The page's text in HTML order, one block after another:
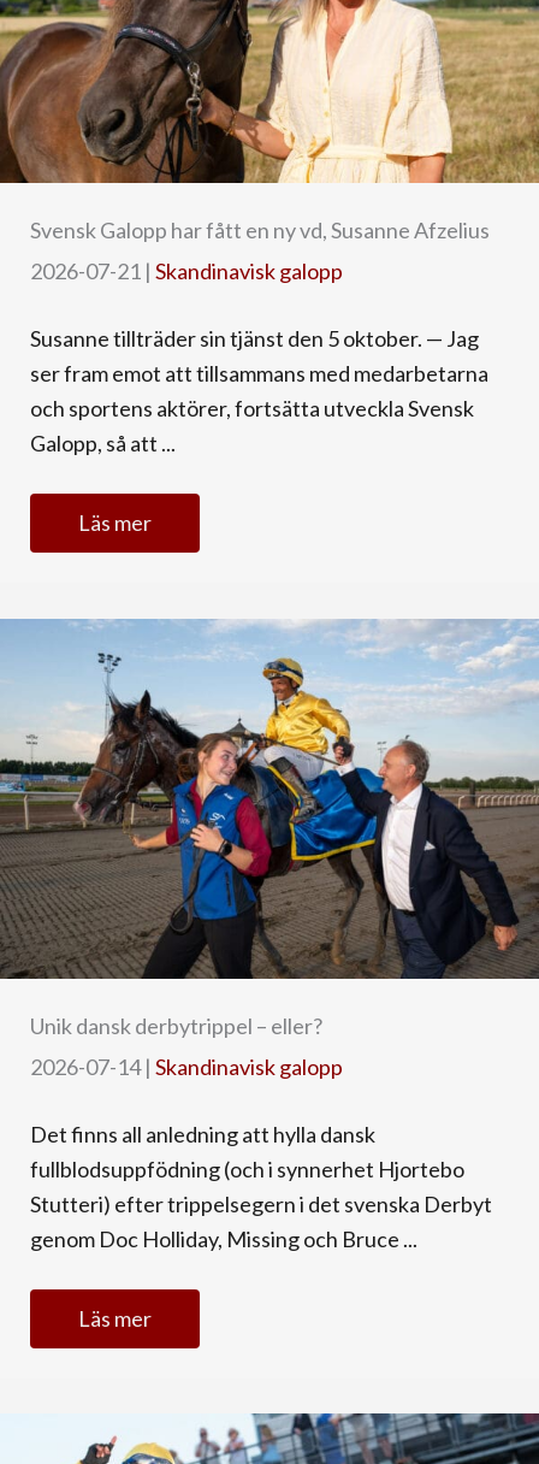
Svensk Galopp har fått en ny vd, Susanne Afzelius
2026-07-21 | Skandinavisk galopp
Susanne tillträder sin tjänst den 5 oktober. — Jag
ser fram emot att tillsammans med medarbetarna
och sportens aktörer, fortsätta utveckla Svensk
Galopp, så att ...
Läs mer
Unik dansk derbytrippel – eller?
2026-07-14| Skandinavisk galopp
Det finns all anledning att hylla dansk
fullblodsuppfödning (och i synnerhet Hjortebo
Stutteri) efter trippelsegern i det svenska Derbyt
genom Doc Holliday, Missing och Bruce ...
Läs mer